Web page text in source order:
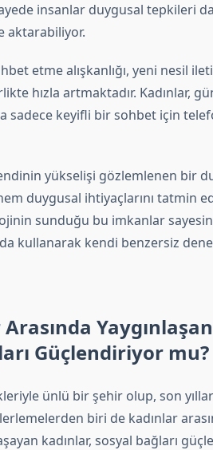
insanlar duygusal tepkileri
aktarabiliyor.
etme alışkanlığı, yeni nesil
hızla artmaktadır. Kadınlar,
sadece keyifli bir sohbet için
yükselişi gözlemlenen bir
duygusal ihtiyaçlarını tatmin
sunduğu bu imkanlar
kullanarak kendi benzersiz
Güçlendiriyor mu?
ünlü bir şehir olup, son
biri de kadınlar
kadınlar, sosyal bağları